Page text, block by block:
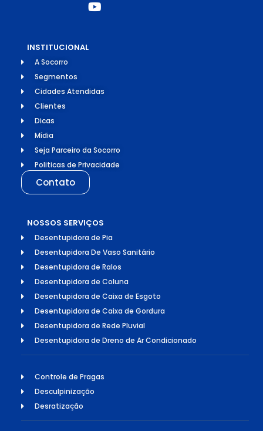
INSTITUCIONAL
A Socorro
Segmentos
Cidades Atendidas
Clientes
Dicas
Mídia
Seja Parceiro da Socorro
Politicas de Privacidade
Contato
NOSSOS SERVIÇOS
Desentupidora de Pia
Desentupidora De Vaso Sanitário
Desentupidora de Ralos
Desentupidora de Coluna
Desentupidora de Caixa de Esgoto
Desentupidora de Caixa de Gordura
Desentupidora de Rede Pluvial
Desentupidora de Dreno de Ar Condicionado
Controle de Pragas
Desculpinização
Desratização